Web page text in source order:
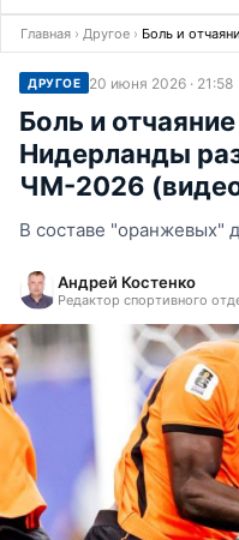
Главная › Другое › Боль и
ДРУГОЕ 20 июня 2026 · 21:58
Боль и
Нидерланды
ЧМ-2026
В составе "оранжевых"
Андрей Костенко
Редактор спортивного